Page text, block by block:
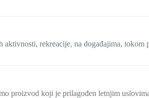
aktivnosti, rekreacije, na događajima,
proizvod koji je prilagođen letnjim